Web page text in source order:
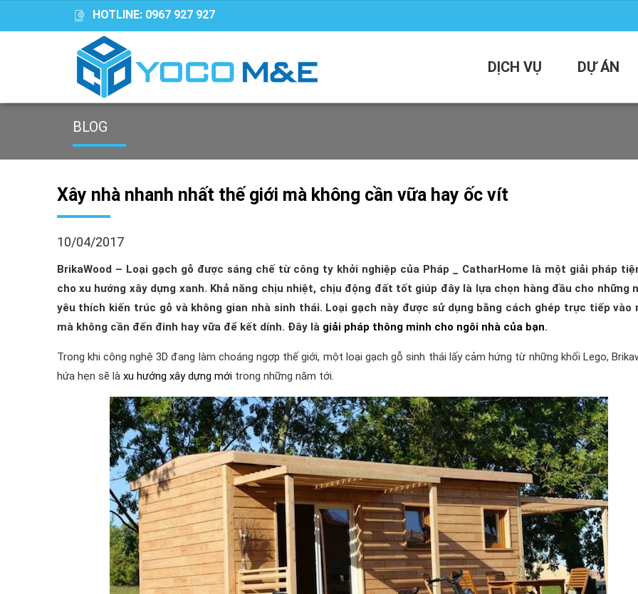
HOTLINE: 0967 927 927
DỊCH VỤ DỰ ÁN
BLOG
Xây nhà nhanh nhất thế giới mà không cần vữa hay ốc vít
10/04/2017
BrikaWood – Loại gạch gỗ được sáng chế từ công ty khởi nghiệp của Pháp _ CatharHome là một giải pháp
cho xu hướng xây dựng xanh. Khả năng chịu nhiệt, chịu động đất tốt giúp đây là lựa chọn hàng đầu cho những
yêu thích kiến trúc gỗ và không gian nhà sinh thái. Loại gạch này được sử dụng bằng cách ghép trực tiếp vào
mà không cần đến đinh hay vữa để kết dính. Đây là giải pháp thông minh cho ngôi nhà của bạn.
Trong khi công nghệ 3D đang làm choáng ngợp thế giới, một loại gạch gỗ sinh thái lấy cảm hứng từ những khối Lego,
hứa hẹn sẽ làxu hướng xây dựng mới trong những năm tới.